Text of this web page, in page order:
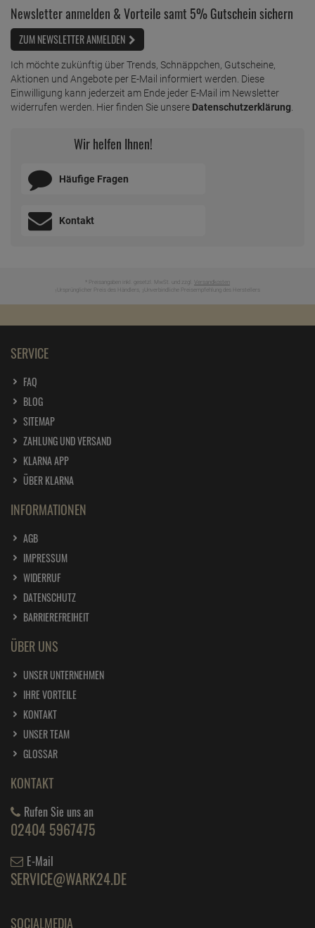
Newsletter anmelden & Vorteile samt 5% Gutschein sichern
ZUM NEWSLETTER ANMELDEN
Ich möchte zukünftig über Trends, Schnäppchen, Gutscheine,
Aktionen und Angebote per E-Mail informiert werden. Diese
Einwilligung kann jederzeit am Ende jeder E-Mail im Newsletter
widerrufen werden. Hier finden Sie unsere Datenschutzerklärung
Wir helfen Ihnen!
Häufige Fragen
Kontakt
* Preisangaben inkl. gesetzl. MwSt. und zzgl. Versandkosten
Ursprünglicher Preis des Händlers, Unverbindliche Preisempfehlung des Herstellers
SERVICE
FAQ
BLOG
SITEMAP
ZAHLUNG UND VERSAND
KLARNA APP
ÜBER KLARNA
INFORMATIONEN
AGB
IMPRESSUM
WIDERRUF
DATENSCHUTZ
BARRIEREFREIHEIT
ÜBER UNS
UNSER UNTERNEHMEN
IHRE VORTEILE
KONTAKT
UNSER TEAM
GLOSSAR
KONTAKT
Rufen Sie uns an
02404 5967475
E-Mail
SERVICE@WARK24.DE
SOCIALMEDIA